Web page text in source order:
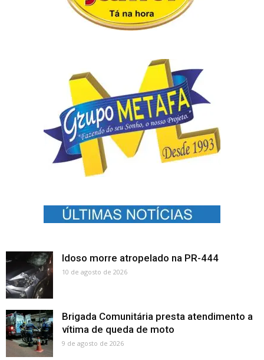
Idoso morre atropelado na PR-444
10 de agosto de 2026
Brigada Comunitária presta atendimento a
vítima de queda de moto
9 de agosto de 2026